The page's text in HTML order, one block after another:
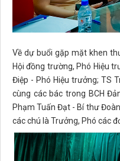
Về dự buổi gặp mặt khen
Hội đồng trường, Phó Hiệu
Điệp - Phó Hiệu trưởng; TS
cùng các bác trong BCH
Phạm Tuấn Đạt - Bí thư
các chú là Trưởng, Phó các